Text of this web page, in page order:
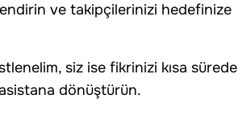
ve takipçilerinizi hedefinize
siz ise fikrinizi kısa sürede
dönüştürün.